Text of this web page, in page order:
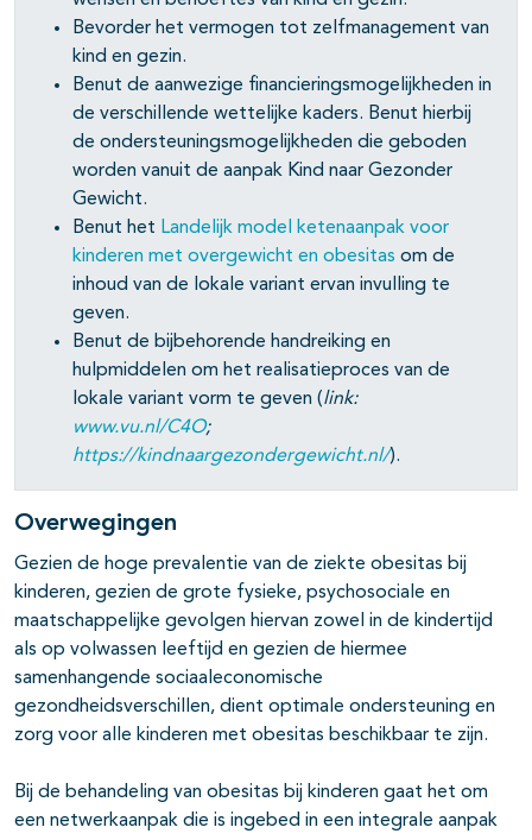
Bevorder het vermogen tot zelfmanagement van
kind en gezin.
Benut de aanwezige financieringsmogelijkheden in
de verschillende wettelijke kaders. Benut hierbij
de ondersteuningsmogelijkheden die geboden
worden vanuit de aanpak Kind naar Gezonder
Gewicht.
Benut het Landelijk model ketenaanpak voor
kinderen met overgewicht en obesitas om de
inhoud van de lokale variant ervan invulling te
geven.
Benut de bijbehorende handreiking en
hulpmiddelen om het realisatieproces van de
lokale variant vorm te geven (link:
www.vu.nl/C4O;
https://kindnaargezondergewicht.nl/).
Overwegingen
Gezien de hoge prevalentie van de ziekte obesitas bij
kinderen, gezien de grote fysieke, psychosociale en
maatschappelijke gevolgen hiervan zowel in de kindertijd
als op volwassen leeftijd en gezien de hiermee
samenhangende sociaaleconomische
gezondheidsverschillen, dient optimale ondersteuning en
zorg voor alle kinderen met obesitas beschikbaar te zijn.
Bij de behandeling van obesitas bij kinderen gaat het om
een netwerkaanpak die is ingebed in een integrale aanpak